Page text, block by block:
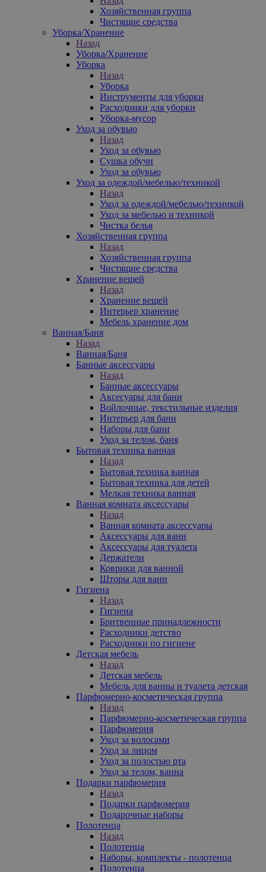
Хозяйственная группа
Чистящие средства
Уборка/Хранение
Назад
Уборка/Хранение
Уборка
Назад
Уборка
Инструменты для уборки
Расходники для уборки
Уборка-мусор
Уход за обувью
Назад
Уход за обувью
Сушка обучи
Уход за обувью
Уход за одеждой/мебелью/техникой
Назад
Уход за одеждой/мебелью/техникой
Уход за мебелью и техникой
Чистка белья
Хозяйственная группа
Назад
Хозяйственная группа
Чистящие средства
Хранение вещей
Назад
Хранение вещей
Интерьер хранение
Мебель хранение дом
Ванная/Баня
Назад
Ванная/Баня
Банные аксессуары
Назад
Банные аксессуары
Аксесуары для бани
Войлочные, текстильные изделия
Интерьер для бани
Наборы для бани
Уход за телом, баня
Бытовая техника ванная
Назад
Бытовая техника ванная
Бытовая техника для детей
Мелкая техника ванная
Ванная комната аксессуары
Назад
Ванная комната аксессуары
Аксессуары для ванн
Аксессуары для туалета
Держатели
Коврики для ванной
Шторы для ванн
Гигиена
Назад
Гигиена
Бритвенные принадлежности
Расходники детство
Расходники по гигиене
Детская мебель
Назад
Детская мебель
Мебель для ванны и туалета детская
Парфюмерно-косметическая группа
Назад
Парфюмерно-косметическая группа
Парфюмерия
Уход за волосами
Уход за лицом
Уход за полостью рта
Уход за телом, ванна
Подарки парфюмерия
Назад
Подарки парфюмерия
Подарочные наборы
Полотенца
Назад
Полотенца
Наборы, комплекты - полотенца
Полотенца